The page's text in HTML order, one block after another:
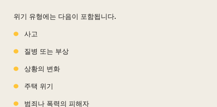
위기 유형에는 다음이 포함됩니다.
사고
질병 또는 부상
상황의 변화
주택 위기
범죄나 폭력의 피해자